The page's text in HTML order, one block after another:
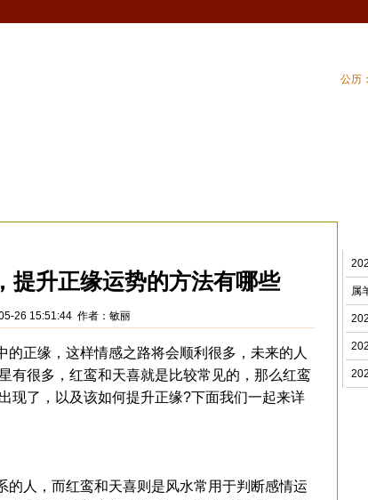
公历
提升正缘运势的方法有哪些
26 15:51:44 作者：敏丽
正缘，这样情感之路将会顺利很多，未来的人
有很多，红鸾和天喜就是比较常见的，那么红鸾
现了，以及该如何提升正缘?下面我们一起来详
人，而红鸾和天喜则是风水常用于判断感情运
属